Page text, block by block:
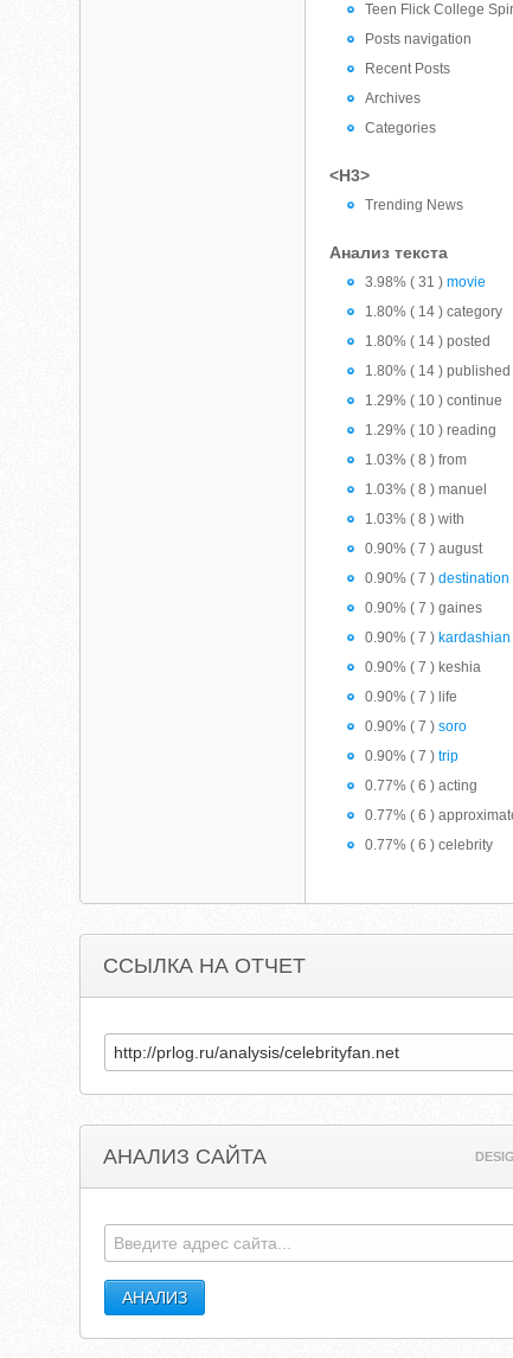
Teen Flick College
Posts navigation
Recent Posts
Archives
Categories
<H3>
Trending News
Анализ текста
3.98% ( 31 )movie
1.80% ( 14 ) category
1.80% ( 14 ) posted
1.80% ( 14 ) published
1.29% ( 10 ) continue
1.29% ( 10 ) reading
1.03% ( 8 ) from
1.03% ( 8 ) manuel
1.03% ( 8 ) with
0.90% ( 7 ) august
0.90% ( 7 )destination
0.90% ( 7 ) gaines
0.90% ( 7 ) kardashian
0.90% ( 7 ) keshia
0.90% ( 7 ) life
0.90% ( 7 )soro
0.90% ( 7 )trip
0.77% ( 6 ) acting
0.77% ( 6 )
0.77% ( 6 ) celebrity
ССЫЛКА НА ОТЧЕТ
АНАЛИЗ САЙТА